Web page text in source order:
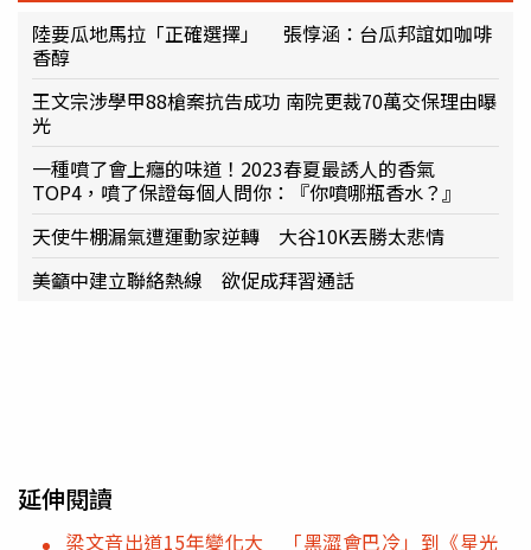
陸要瓜地馬拉「正確選擇」 張惇涵：台瓜邦誼如咖啡
香醇
王文宗涉學甲88槍案抗告成功 南院更裁70萬交保理由曝
光
一種噴了會上癮的味道！2023春夏最誘人的香氣
TOP4，噴了保證每個人問你：『你噴哪瓶香水？』
天使牛棚漏氣遭運動家逆轉 大谷10K丟勝太悲情
美籲中建立聯絡熱線 欲促成拜習通話
延伸閱讀
梁文音出道15年變化大 「黑澀會巴冷」到《星光